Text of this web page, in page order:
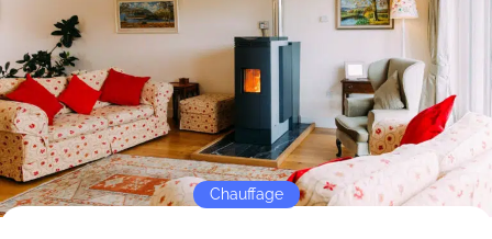
Contact
Mode sombre
Chauffage